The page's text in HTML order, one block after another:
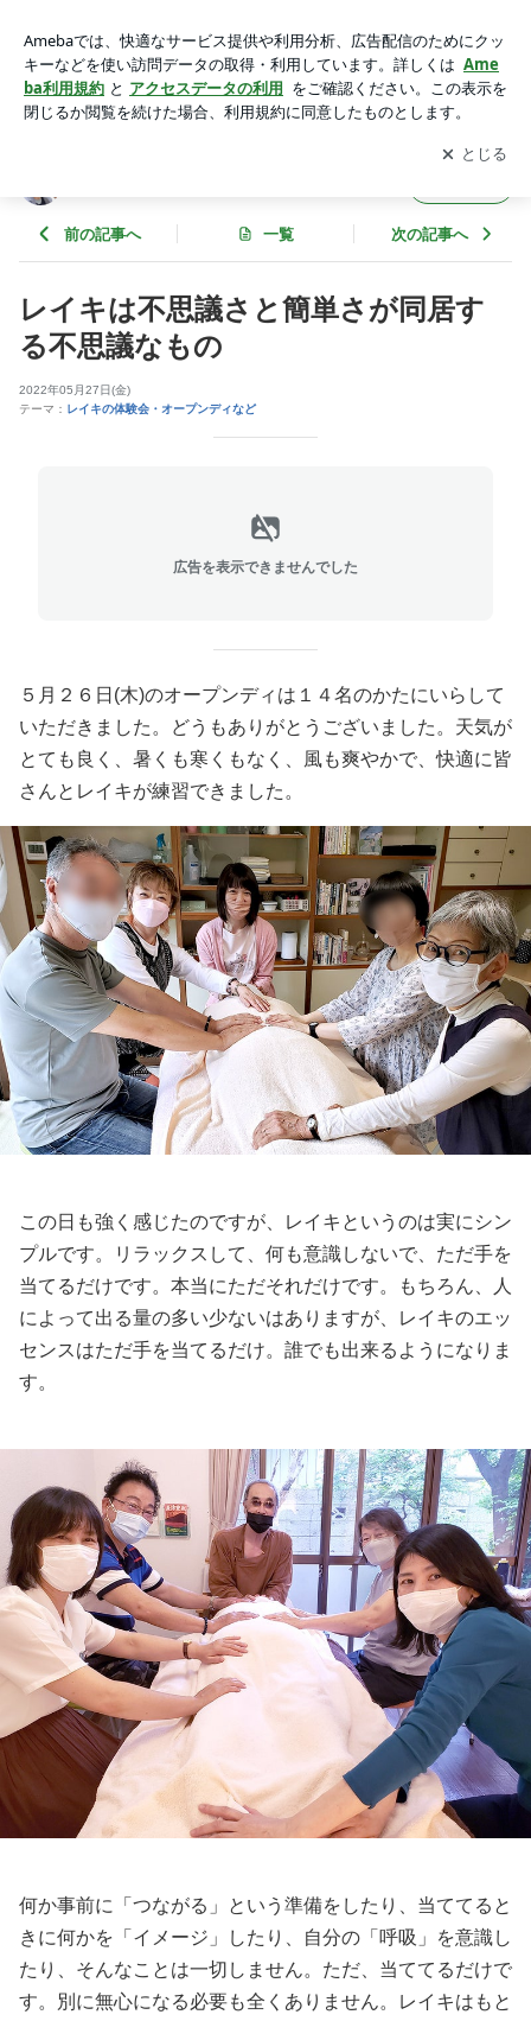
るだけで心も体も進化していく
アプリをダウンロードして ブログの更新通知
を受け取りまし
ょう。
開く
前の記事へ 一覧 次の記事へ
レイキは不思議さと簡単さが同居す
る不思議なもの
2022年05月27日(金)
テーマ： レイキの体験会・オープンディなど
広告を表示できませんでした
５月２６日(木)のオープンディは１４名のかたにいらして
いただきました。どうもありがとうございました。天気が
とても良く、暑くも寒くもなく、風も爽やかで、快適に皆
さんとレイキが練習できました。
この日も強く感じたのですが、レイキというのは実にシン
プルです。リラックスして、何も意識しないで、ただ手を
当てるだけです。本当にただそれだけです。もちろん、人
によって出る量の多い少ないはありますが、レイキのエッ
センスはただ手を当てるだけ。誰でも出来るようになりま
す。
何か事前に「つながる」という準備をしたり、当ててると
きに何かを「イメージ」したり、自分の「呼吸」を意識し
たり、そんなことは一切しません。ただ、当ててるだけで
す。別に無心になる必要も全くありません。レイキはもと